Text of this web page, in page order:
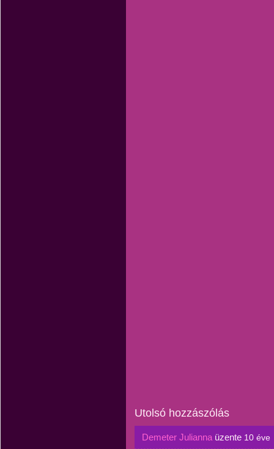
Utolsó hozzászólás
Demeter Julianna üzente 10 éve